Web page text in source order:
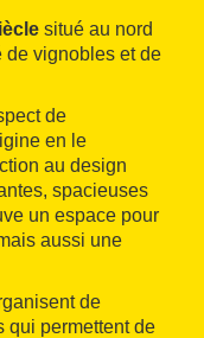
situé au nord
de vignobles et de
de
en le
au design
spacieuses
un espace pour
aussi une
de
qui permettent de